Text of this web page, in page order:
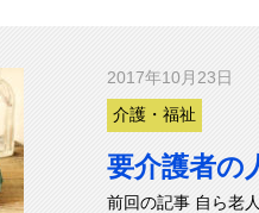
2017年10月23日
介護・福祉
要介護者の
前回の記事 自ら老